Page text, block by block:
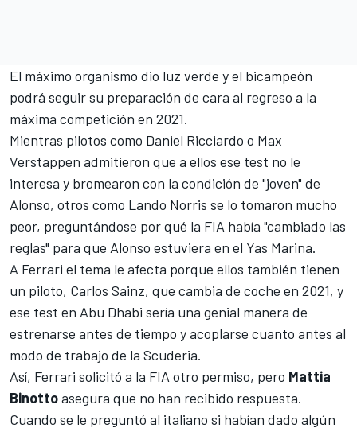
El máximo organismo dio luz verde y el bicampeón
podrá seguir su preparación de cara al regreso a la
máxima competición en 2021.
Mientras pilotos como Daniel Ricciardo o Max
Verstappen admitieron que a ellos ese test no le
interesa y bromearon con la condición de "joven" de
Alonso, otros como Lando Norris se lo tomaron mucho
peor, preguntándose por qué la FIA había "cambiado las
reglas" para que Alonso estuviera en el Yas Marina.
A Ferrari el tema le afecta porque ellos también tienen
un piloto, Carlos Sainz, que cambia de coche en 2021, y
ese test en Abu Dhabi sería una genial manera de
estrenarse antes de tiempo y acoplarse cuanto antes al
modo de trabajo de la Scuderia.
Así, Ferrari solicitó a la FIA otro permiso, pero Mattia
Binottoasegura que no han recibido respuesta.
Cuando se le preguntó al italiano si habían dado algún